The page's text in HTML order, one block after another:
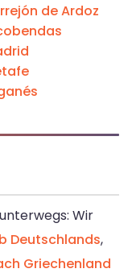
de Ardoz
Wir
Deutschlands,
Griechenland